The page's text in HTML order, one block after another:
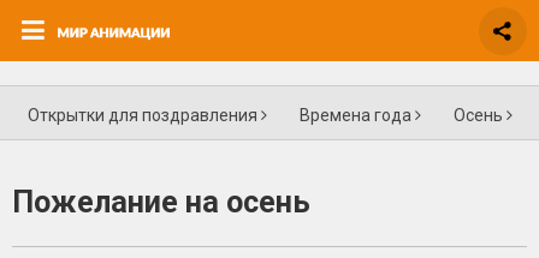
Открытки для поздравления Времена года Осень
Пожелание на осень